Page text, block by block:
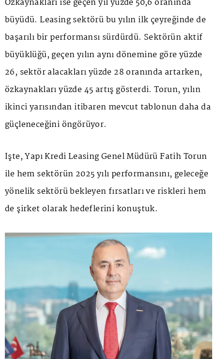
büyüdü. Leasing sektörü bu yılın ilk çeyreğinde de
başarılı bir performansı sürdürdü. Sektörün aktif
büyüklüğü, geçen yılın aynı dönemine göre yüzde
26, sektör alacakları yüzde 28 oranında artarken,
özkaynakları yüzde 45 artış gösterdi. Torun, yılın
ikinci yarısından itibaren mevcut tablonun daha da
güçleneceğini öngörüyor.
İşte, Yapı Kredi Leasing Genel Müdürü Fatih Torun
ile hem sektörün 2025 yılı performansını, geleceğe
yönelik sektörü bekleyen fırsatları ve riskleri hem
de şirket olarak hedeflerini konuştuk.